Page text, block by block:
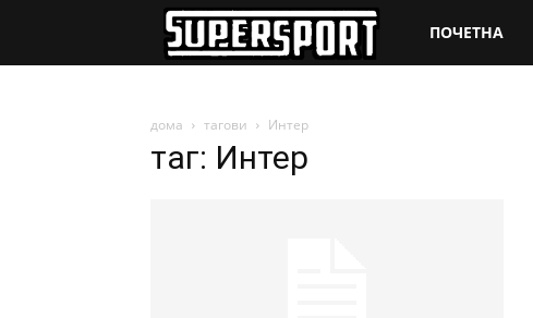
SuperSport.mk
ПОЧЕТНА
дома тагови Интер
таг: Интер